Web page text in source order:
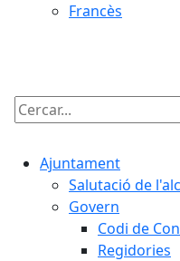
Francès
Cercar:
Ajuntament
Salutació de
Govern
Codi de
Regidories